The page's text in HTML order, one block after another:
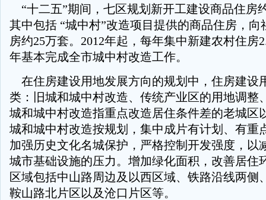
“十二五”期间，七区规划新开工建设商品住房
其中包括 “城中村”改造项目提供的商品住房，向
房约25万套。2012年起，每年集中新建农村住房
年基本完成全市城中村改造工作。
在住房建设用地发展方向的规划中，住房建设
类：旧城和城中村改造、传统产业区的用地调整
城和城中村改造指重点改造居住条件差的老城区
城和城中村改造按规划，集中成片有计划、有重
加强历史文化名城保护，严格控制开发强度，以
城市基础设施的压力。增加绿化面积，改善居住
区域包括中山路周边及以西区域、铁路沿线两侧
鞍山路北片区以及沧口片区等。